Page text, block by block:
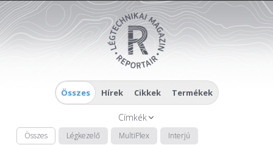
Összes Hírek Cikkek Termékek
Címkék
Összes Légkezelő MultiPlex
Interjú